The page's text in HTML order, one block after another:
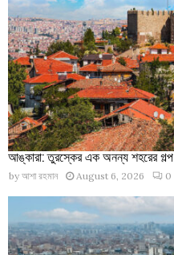
আঙ্কারা: তুরস্কের এক অনন্য শহরের গল্প
by আশা রহমান August 6, 2026 0